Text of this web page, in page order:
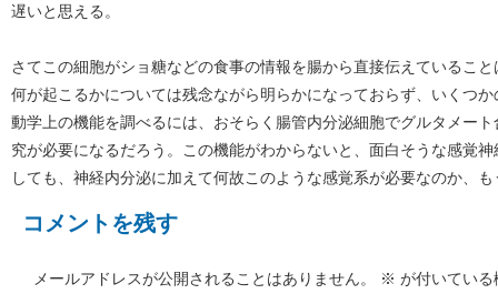
遅いと思える。
さてこの細胞がショ糖などの食事の情報を腸から直接伝えているこ
何が起こるかについては残念ながら明らかになっておらず、いくつ
動学上の機能を調べるには、おそらく腸管内分泌細胞でグルタメー
究が必要になるだろう。この機能がわからないと、面白そうな感覚
しても、神経内分泌に加えて何故このような感覚系が必要なのか、
コメントを残す
メールアドレスが公開されることはありません。 ※ が付いてい